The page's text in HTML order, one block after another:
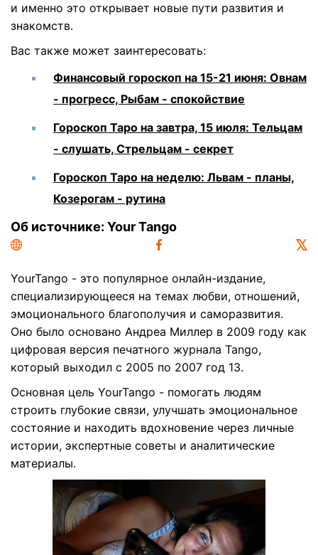
и именно это открывает новые пути развития и
знакомств.
Вас также может заинтересовать:
Финансовый гороскоп на 15-21 июня: Овнам
- прогресс, Рыбам - спокойствие
Гороскоп Таро на завтра, 15 июля: Тельцам
- слушать, Стрельцам - секрет
Гороскоп Таро на неделю: Львам - планы,
Козерогам - рутина
Об источнике: Your Tango
YourTango - это популярное онлайн-издание,
специализирующееся на темах любви, отношений,
эмоционального благополучия и саморазвития.
Оно было основано Андреа Миллер в 2009 году как
цифровая версия печатного журнала Tango,
который выходил с 2005 по 2007 год 13.
Основная цель YourTango - помогать людям
строить глубокие связи, улучшать эмоциональное
состояние и находить вдохновение через личные
истории, экспертные советы и аналитические
материалы.